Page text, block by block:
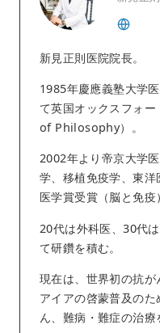
新見正則医院院長。
1985年慶應義塾大学
て英国オックスフォ
of Philosophy）。
2002年より帝京大学
学、移植免疫学、東
医学賞受賞（脳と免疫
20代は外科医、30代
て研鑽を積む。
現在は、世界初の抗
アイアの啓蒙普及の
ん、難病・難症の治療